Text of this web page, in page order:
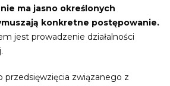
ma jasno określonych
konkretne postępowanie.
jest prowadzenie działalności
przedsięwzięcia związanego z